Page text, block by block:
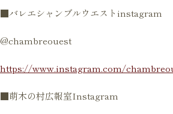
■バレエシャンブルウエストinstagram
@chambreouest
https://www.instagram.com/
■萌木の村広報室Instagram